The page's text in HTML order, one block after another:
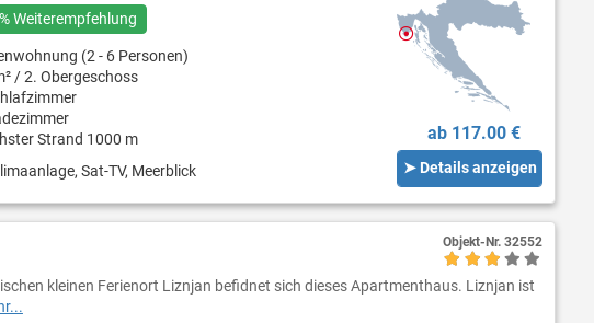
Weiterempfehlung
(2 - 6 Personen)
/ 2. Obergeschoss
Strand 1000 m
Sat-TV, Meerblick
ab 117.00 €
➤ Details anzeigen
kleinen Ferienort Liznjan befidnet sich dieses Apartmenthaus. Liznjan ist
Objekt-Nr. 32552